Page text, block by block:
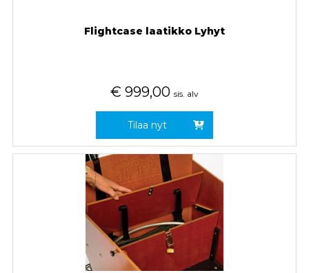
Flightcase laatikko Lyhyt
€ 999,00 sis. alv
Tilaa nyt